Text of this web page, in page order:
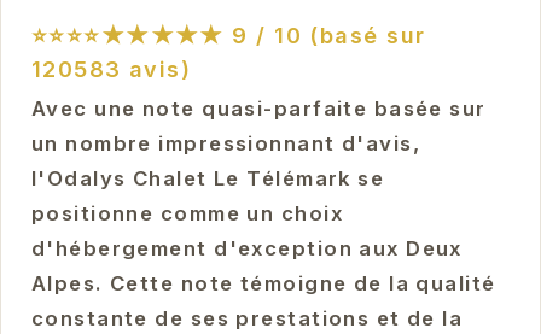
⭐⭐⭐⭐★★★★★ 9 / 10 (basé sur
120583 avis)
Avec une note quasi-parfaite basée sur
un nombre impressionnant d'avis,
l'Odalys Chalet Le Télémark se
positionne comme un choix
d'hébergement d'exception aux Deux
Alpes. Cette note témoigne de la qualité
constante de ses prestations et de la